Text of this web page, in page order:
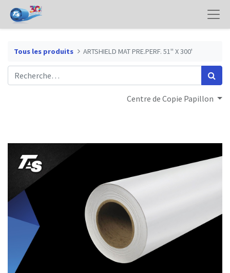
Tous les produits ARTSHIELD MAT PRE.PERF. 51" X 300'
Centre de Copie Papillon